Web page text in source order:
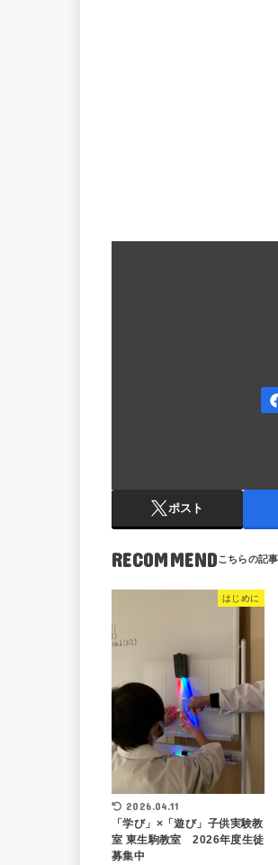
ポスト
RECOMMEND
はじめに
2026.04.11
「学び」×「遊び」子供実験教
室 東生駒教室 2026年度生徒
募集中